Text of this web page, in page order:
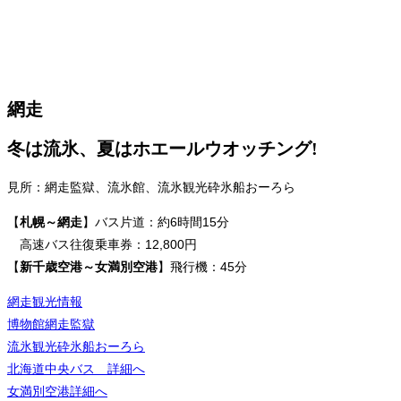
網走
冬は流氷、夏はホエールウオッチング!
見所：網走監獄 流氷館、流氷観光砕氷船おーろら
【札幌～網走】バス片道：約6時間15分
高速バス往復乗車券：12,800円
【新千歳空港～女満別空港】飛行機：45分
網走観光情報
博物館網走監獄
流氷観光砕氷船おーろら
北海道中央バス 詳細へ
女満別空港詳細へ